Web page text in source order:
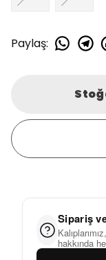
Paylaş:
Sipariş
hakkında